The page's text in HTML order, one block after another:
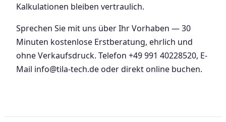
Kalkulationen bleiben vertraulich.
Sprechen Sie mit uns über Ihr Vorhaben — 30
Minuten kostenlose Erstberatung, ehrlich und
ohne Verkaufsdruck. Telefon +49 991 40228520, E-
Mail info@tila-tech.de oder direkt online buchen.